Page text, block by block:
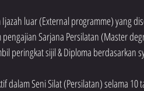
Ijazah luar (External programme) yang
Sarjana Persilatan (Master
peringkat sijil & Diploma berdasarkan
dalam Seni Silat (Persilatan) selama